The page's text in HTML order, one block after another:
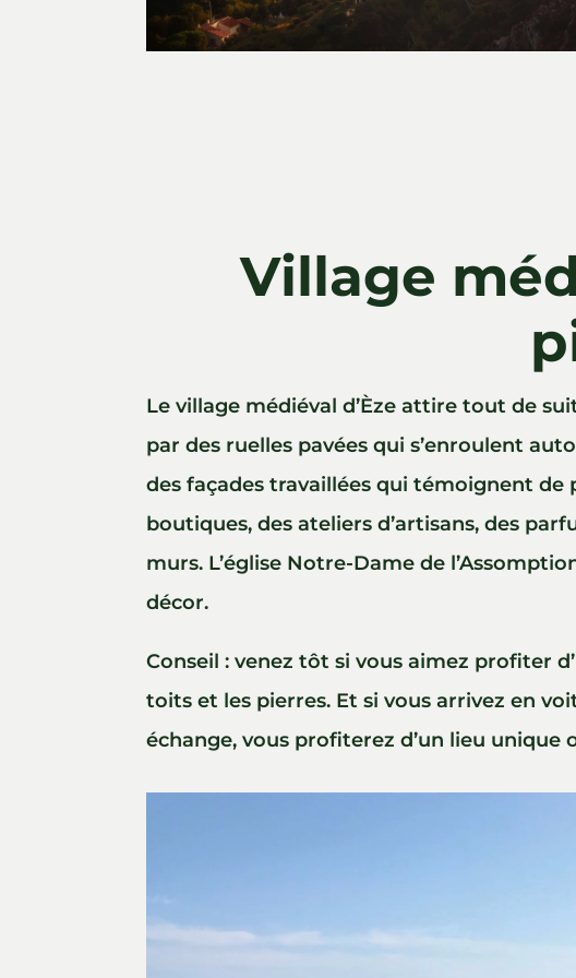
Village
Le village médiéval d’Èze attire tout de
par des ruelles pavées qui s’enroulent
des façades travaillées qui témoignent de
boutiques, des ateliers d’artisans, des
murs. L’église Notre-Dame de
décor.
Conseil : venez tôt si vous aimez profiter
toits et les pierres. Et si vous arrivez en
échange, vous profiterez d’un lieu